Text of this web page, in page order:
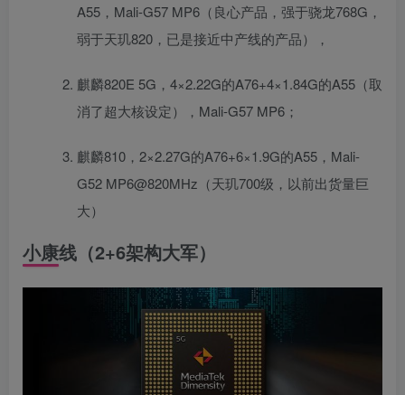
A55，Mali-G57 MP6（良心产品，强于骁龙768G，
弱于天玑820，已是接近中产线的产品），
麒麟820E 5G，4×2.22G的A76+4×1.84G的A55（取
消了超大核设定），Mali-G57 MP6；
麒麟810，2×2.27G的A76+6×1.9G的A55，Mali-
G52 MP6@820MHz（天玑700级，以前出货量巨
大）
小康线（2+6架构大军）